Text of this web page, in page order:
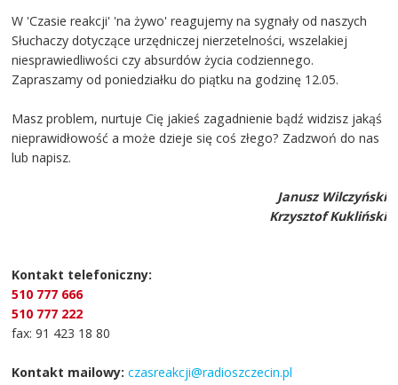
W 'Czasie reakcji' 'na żywo' reagujemy na sygnały od naszych
Słuchaczy dotyczące urzędniczej nierzetelności, wszelakiej
niesprawiedliwości czy absurdów życia codziennego.
Zapraszamy od poniedziałku do piątku na godzinę 12.05.
Masz problem, nurtuje Cię jakieś zagadnienie bądź widzisz jakąś
nieprawidłowość a może dzieje się coś złego? Zadzwoń do nas
lub napisz.
Janusz Wilczyński
Krzysztof Kukliński
Kontakt telefoniczny:
510 777 666
510 777 222
fax: 91 423 18 80
Kontakt mailowy: czasreakcji@radioszczecin.pl